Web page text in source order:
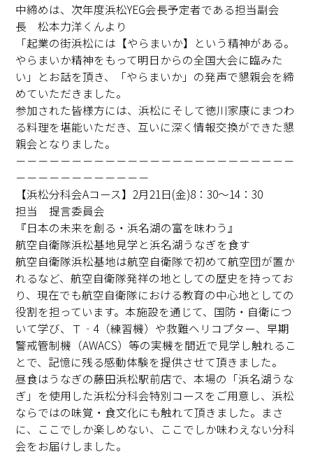
中締めは、次年度浜松YEG会長予定者である担当副会
長 松本力洋くんより
「起業の街浜松には【やらまいか】という精神がある。
やらまいか精神をもって明日からの全国大会に臨みた
い」とお話を頂き、「やらまいか」の発声で懇親会を締
めていただきました。
参加された皆様方には、浜松にそして徳川家康にまつわ
る料理を堪能いただき、互いに深く情報交換ができた懇
親会となりました。
－－－－－－－－－－－－－－－－－－－－－－－－－
－－－－－－－－－－－－
【浜松分科会Aコース】2月21日(金)8：30～14：30
担当 提言委員会
『日本の未来を創る・浜名湖の富を味わう』
航空自衛隊浜松基地見学と浜名湖うなぎを食す
航空自衛隊浜松基地は航空自衛隊で初めて航空団が置か
れるなど、航空自衛隊発祥の地としての歴史を持ってお
り、現在でも航空自衛隊における教育の中心地としての
役割を担っています。本施設を通じて、国防・自衛につ
いて学び、Ｔ‐4（練習機）や救難ヘリコプター、早期
警戒管制機（AWACS）等の実機を間近で見学し触れるこ
とで、記憶に残る感動体験を提供させて頂きました。
昼食はうなぎの藤田浜松駅前店で、本場の「浜名湖うな
ぎ」を使用した浜松分科会特別コースをご用意し、浜松
ならではの味覚・食文化にも触れて頂きました。まさ
に、ここでしか楽しめない、ここでしか味わえない分科
会をお届けしました。